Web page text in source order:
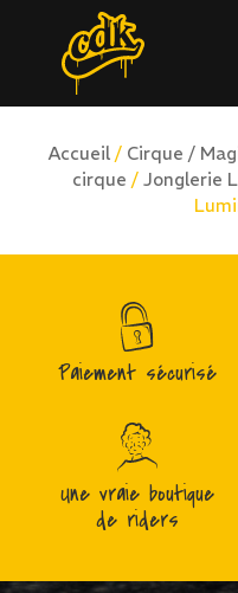
Accueil / Cirque /
cirque / Jonglerie
Paiement sécurisé
Une vraie boutique
de riders